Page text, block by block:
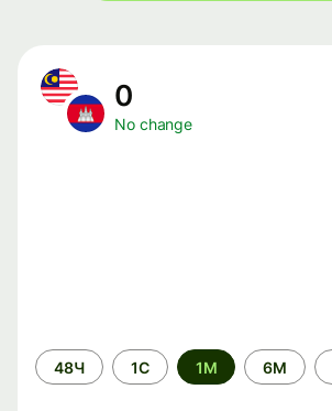
0
No change
Time
period
48Ч 1С 1М 6М